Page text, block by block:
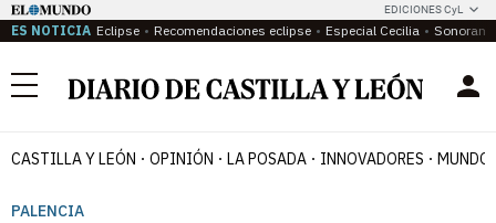
EDICIONES CyL
ES NOTICIA Eclipse Recomendaciones eclipse Especial Cecilia
Menú
CASTILLA Y LEÓN OPINIÓN LA POSADA INNOVADORES MUNDO
PALENCIA